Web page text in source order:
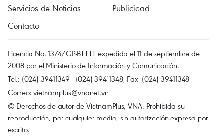
Servicios de Noticias
Publicidad
Contacto
Licencia No. 1374/GP-BTTTT expedida el 11 de septiembre de
2008 por el Ministerio de Información y Comunicación.
Tel.: (024) 39411349 - (024) 39411348, Fax: (024) 39411348
Correo: vietnamplus@vnanet.vn
© Derechos de autor de VietnamPlus, VNA. Prohibida su
reproducción, por cualquier medio, sin autorización expresa por
escrito.